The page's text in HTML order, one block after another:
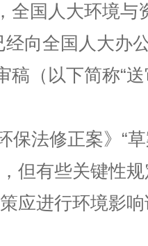
全国人大环境与
经向全国人大办
稿（以下简称“送
保法修正案》“
但有些关键性
应进行环境影响